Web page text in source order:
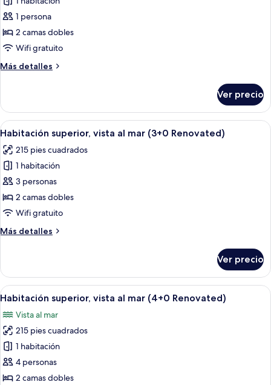
fotos
de
Habitación
superior,
al
Renovated)
1 persona
2 camas dobles
Wifi gratuito
Más detalles
Más
superior,
vista
al
(1+0
Renovated)
Ver precio
Abrir
todas
las
fotos
de
Habitación
superior,
al
Renovated)
Habitación de hotel con cama,
2
Habitación superior, vista al mar (3+0 Renovated)
215 pies cuadrados
1 habitación
3 personas
2 camas dobles
Wifi gratuito
Más detalles
Más
superior,
vista
al
(3+0
Renovated)
Ver precio
Abrir
todas
las
fotos
de
Habitación
superior,
Habitación de hotel con cama,
2
Habitación superior, vista al mar (4+0 Renovated)
Vista al mar
215 pies cuadrados
1 habitación
4 personas
2 camas dobles